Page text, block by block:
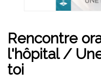
Rencontre
l'hôpital /
toi